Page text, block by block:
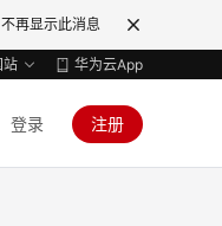
不再显示此消息
站 华为云App
登录 注册